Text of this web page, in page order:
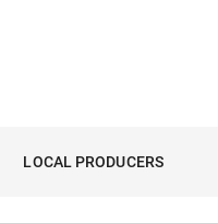
LOCAL PRODUCERS